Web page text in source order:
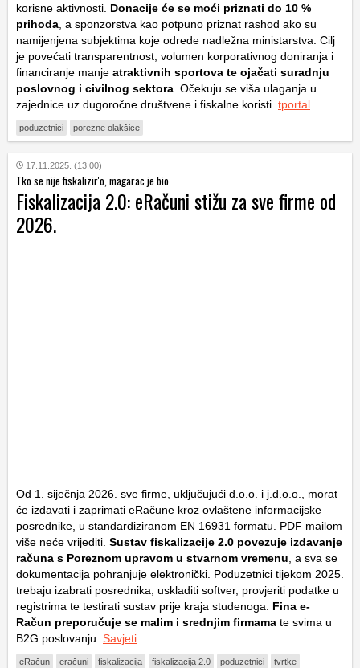
korisne aktivnosti. Donacije će se moći priznati do 10 %
prihoda , a sponzorstva kao potpuno priznat rashod ako su
namijenjena subjektima koje odrede nadležna ministarstva. Cilj
je povećati transparentnost, volumen korporativnog doniranja i
financiranje manje atraktivnih sportova te ojačati suradnju
poslovnog i civilnog sektora . Očekuju se viša ulaganja u
zajednice uz dugoročne društvene i fiskalne koristi. tportal
poduzetnici porezne olakšice
17.11.2025. (13:00)
Tko se nije fiskalizir'o, magarac je bio
Fiskalizacija 2.0: eRačuni stižu za sve firme od
2026.
Od 1. siječnja 2026. sve firme, uključujući d.o.o. i j.d.o.o., morat
će izdavati i zaprimati eRačune kroz ovlaštene informacijske
posrednike, u standardiziranom EN 16931 formatu. PDF mailom
više neće vrijediti. Sustav fiskalizacije 2.0 povezuje izdavanje
računa s Poreznom upravom u stvarnom vremenu , a sva se
dokumentacija pohranjuje elektronički. Poduzetnici tijekom 2025.
trebaju izabrati posrednika, uskladiti softver, provjeriti podatke u
registrima te testirati sustav prije kraja studenoga.
Fina e-
Račun preporučuje se malim i srednjim firmama te svima u
B2G poslovanju. Savjeti
eRačun eračuni fiskalizacija fiskalizacija 2.0 poduzetnici tvrtke